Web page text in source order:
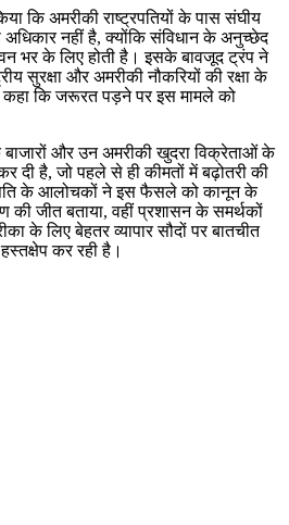
कि अमरीकी राष्ट्रपतियों के पास संघीय
अधिकार नहीं है, क्योंकि संविधान के अनुच्छेद
भर के लिए होती है। इसके बावजूद ट्रंप ने
सुरक्षा और अमरीकी नौकरियों की रक्षा के
कहा कि जरूरत पड़ने पर इस मामले को
और उन अमरीकी खुदरा विक्रेताओं के
दी है, जो पहले से ही कीमतों में बढ़ोतरी की
के आलोचकों ने इस फैसले को कानून के
जीत बताया, वहीं प्रशासन के समर्थकों
के लिए बेहतर व्यापार सौदों पर बातचीत
कर रही है।